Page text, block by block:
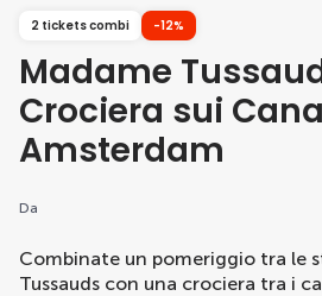
2 tickets combi -12%
Madame
Crociera sui
Amsterdam
Da
Combinate un pomeriggio tra le
Tussauds con una crociera tra i